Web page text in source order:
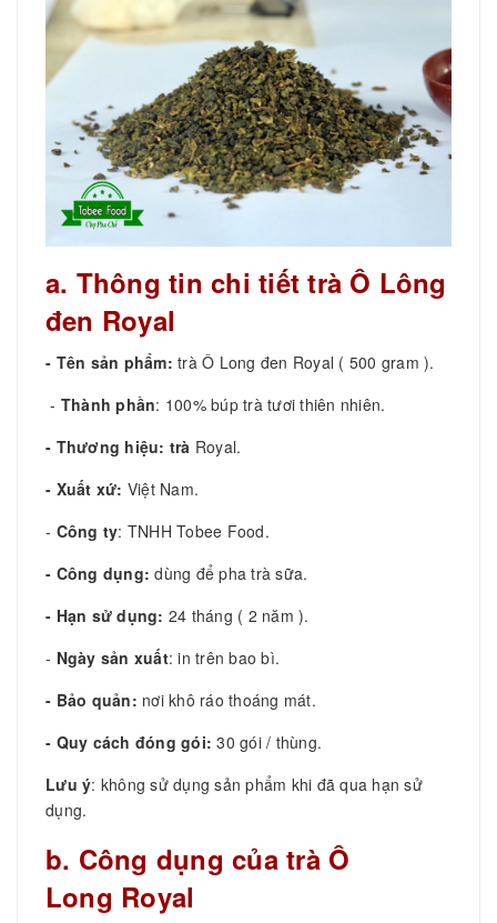
a. Thông tin chi tiết trà Ô Lông
đen Royal
- Tên sản phẩm: trà Ô Long đen Royal ( 500 gram ).
- Thành phần: 100% búp trà tươi thiên nhiên.
- Thương hiệu: trà Royal.
- Xuất xứ: Việt Nam.
- Công ty: TNHH Tobee Food.
- Công dụng: dùng để pha trà sữa.
- Hạn sử dụng: 24 tháng ( 2 năm ).
- Ngày sản xuất: in trên bao bì.
- Bảo quản: nơi khô ráo thoáng mát.
- Quy cách đóng gói:30 gói / thùng.
Lưu ý: không sử dụng sản phẩm khi đã qua hạn sử
dụng.
b. Công dụng của trà Ô
Long Royal